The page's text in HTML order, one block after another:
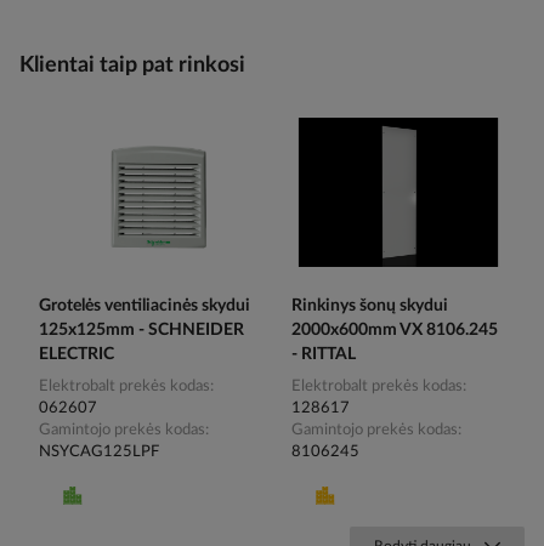
Klientai taip pat rinkosi
Grotelės ventiliacinės skydui
125x125mm - SCHNEIDER
ELECTRIC
Elektrobalt prekės kodas
062607
Gamintojo prekės kodas
NSYCAG125LPF
Rinkinys šonų skydui
2000x600mm VX 8106.245
- RITTAL
Elektrobalt prekės kodas
128617
Gamintojo prekės kodas
8106245